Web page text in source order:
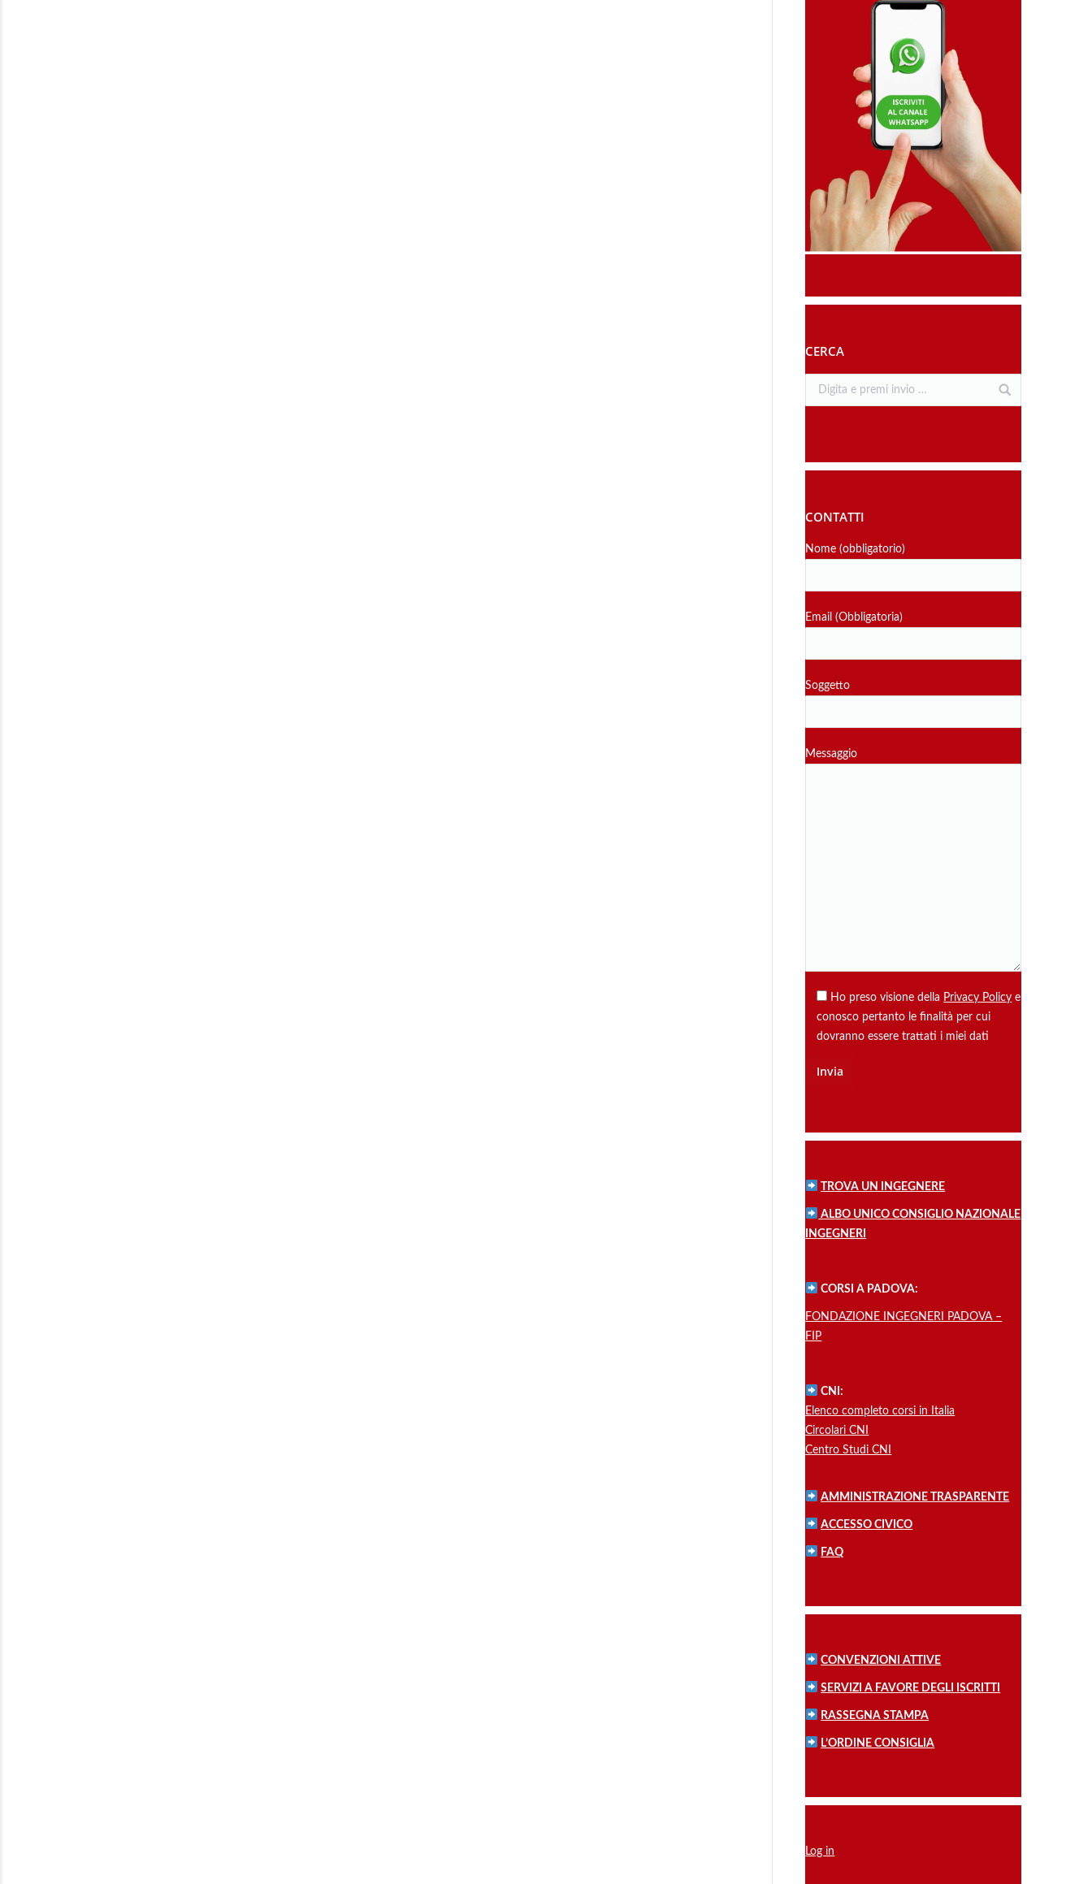
CERCA
CONTATTI
Nome (obbligatorio)
Email (Obbligatoria)
Soggetto
Messaggio
Ho preso visione della Privacy Policy e
conosco pertanto le finalità per cui
dovranno essere trattati i miei dati
TROVA UN INGEGNERE
ALBO UNICO CONSIGLIO NAZIONALE
INGEGNERI
CORSI A PADOVA:
FONDAZIONE INGEGNERI PADOVA –
FIP
CNI:
Elenco completo corsi in Italia
Circolari CNI
Centro Studi CNI
AMMINISTRAZIONE TRASPARENTE
ACCESSO CIVICO
FAQ
CONVENZIONI ATTIVE
SERVIZI A FAVORE DEGLI ISCRITTI
RASSEGNA STAMPA
L’ORDINE CONSIGLIA
Log in